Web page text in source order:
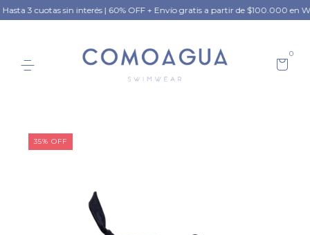
cuotas sin interés | 60% OFF + Envío gratis a partir de $100.000 en Winter
0
35% OFF